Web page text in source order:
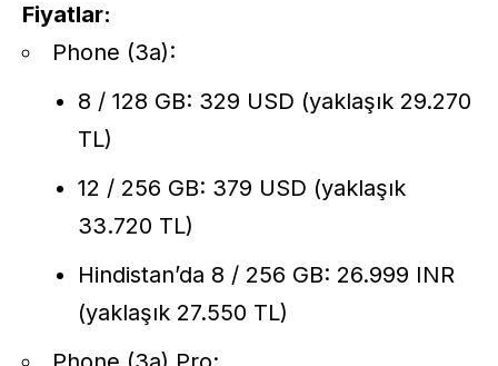
Fiyatlar:
Phone (3a):
8 / 128 GB: 329 USD (yaklaşık 29.270
TL)
12 / 256 GB: 379 USD (yaklaşık
33.720 TL)
Hindistan’da 8 / 256 GB: 26.999 INR
(yaklaşık 27.550 TL)